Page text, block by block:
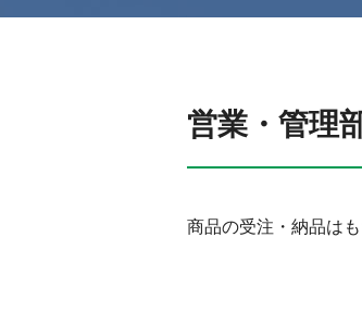
営業・管理
商品の受注・納品は